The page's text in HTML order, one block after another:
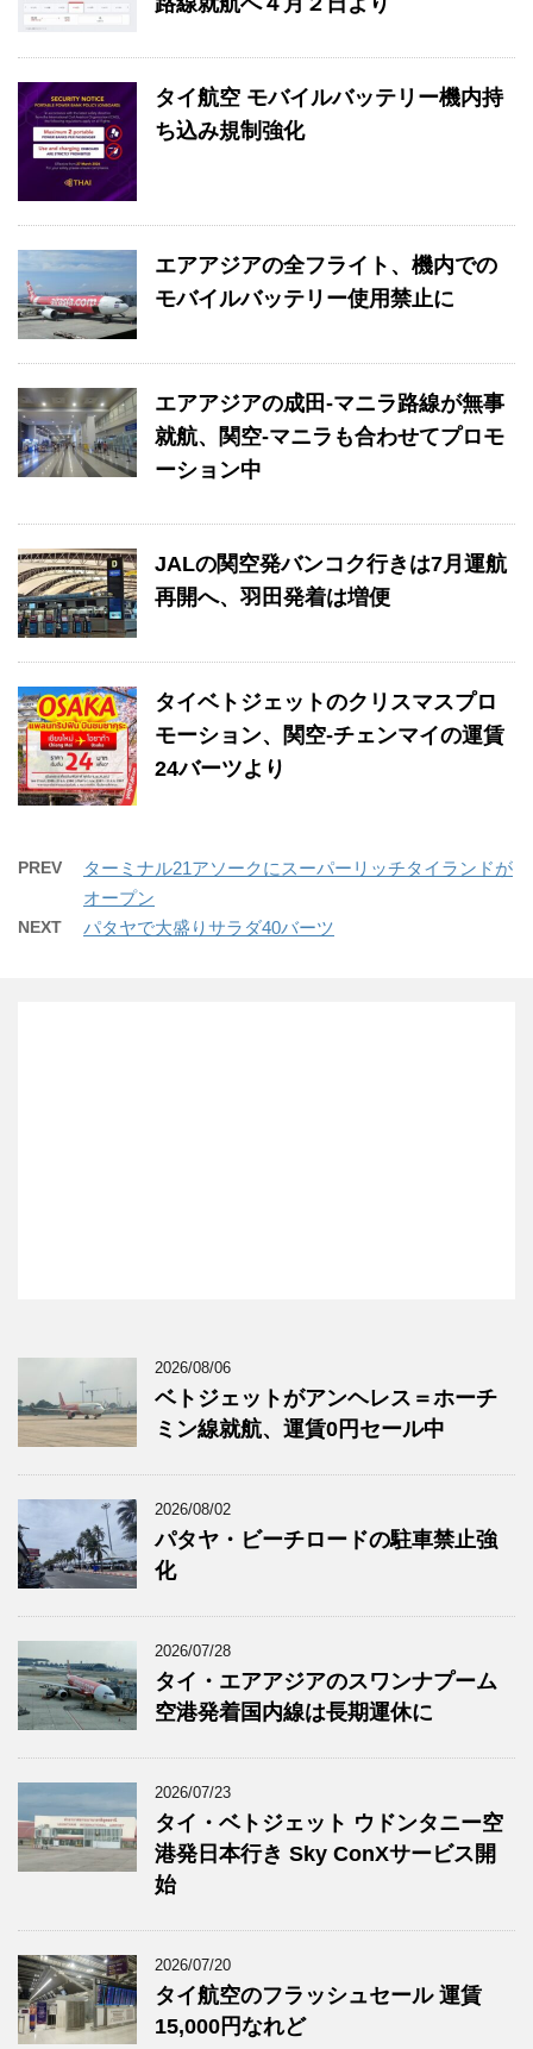
タイ航空 モバイルバッテリー機内持
ち込み規制強化
エアアジアの全フライト、機内での
モバイルバッテリー使用禁止に
エアアジアの成田-マニラ路線が無事
就航、関空-マニラも合わせてプロモ
ーション中
JALの関空発バンコク行きは7月運航
再開へ、羽田発着は増便
タイベトジェットのクリスマスプロ
モーション、関空-チェンマイの運賃
24バーツより
PREV
ターミナル21アソークにスーパーリッチタイランドが
オープン
NEXT パタヤで大盛りサラダ40バーツ
2026/08/06
ベトジェットがアンヘレス＝ホーチ
ミン線就航、運賃0円セール中
2026/08/02
パタヤ・ビーチロードの駐車禁止強
化
2026/07/28
タイ・エアアジアのスワンナプーム
空港発着国内線は長期運休に
2026/07/23
タイ・ベトジェット ウドンタニー空
港発日本行き Sky ConXサービス開
始
2026/07/20
タイ航空のフラッシュセール 運賃
15,000円なれど